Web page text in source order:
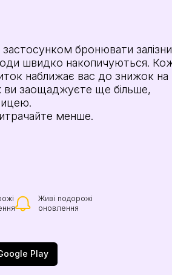
бронювати
швидко накопичуються.
наближає вас до знижок на
ви заощаджуєте ще більше,
менше.
Живі подорожі
оновлення
Play